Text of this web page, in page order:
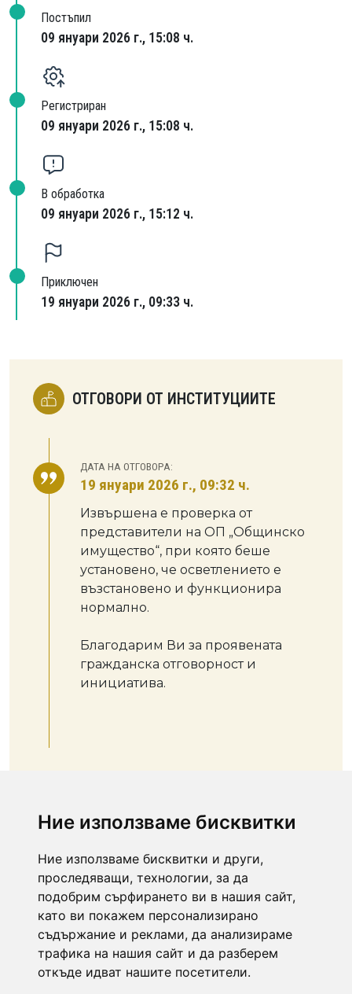
Ние използваме бисквитки
Ние използваме бисквитки и други,
проследяващи, технологии, за да
подобрим сърфирането ви в нашия сайт,
като ви покажем персонализирано
съдържание и реклами, да анализираме
трафика на нашия сайт и да разберем
откъде идват нашите посетители.
Постъпил
09 януари 2026 г., 15:08 ч.
Регистриран
09 януари 2026 г., 15:08 ч.
В обработка
09 януари 2026 г., 15:12 ч.
Приключен
19 януари 2026 г., 09:33 ч.
ОТГОВОРИ ОТ ИНСТИТУЦИИТЕ
ДАТА НА ОТГОВОРА:
19 януари 2026 г., 09:32 ч.
Извършена е проверка от
представители на ОП „Общинско
имущество“, при която беше
установено, че осветлението е
възстановено и функционира
нормално.
Благодарим Ви за проявената
гражданска отговорност и
инициатива.
Свържете се с нас на тел.: 073/ 88 44 34
signali@blagoevgrad.bg
Правила за публикуване | Общи условия
Декларация за поверителност и информация за
обработване на лични данни